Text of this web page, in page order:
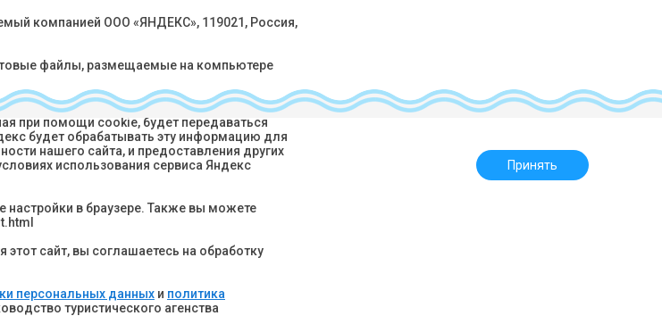
компанией ООО «ЯНДЕКС», 119021, Россия,
файлы, размещаемые на компьютере
однако может помочь нам улучшить работу
при помощи cookie, будет передаваться
будет обрабатывать эту информацию для
нашего сайта, и предоставления других
использования сервиса Яндекс
в браузере. Также вы можете
сайт, вы соглашаетесь на обработку
персональных данных и политика
туристического агенства
Принять
Подписаться
Ярославль, ул. Кирова, 10, 3 этаж, офис 314
Звонок по России бесплатный:
Политика конфиденциальности